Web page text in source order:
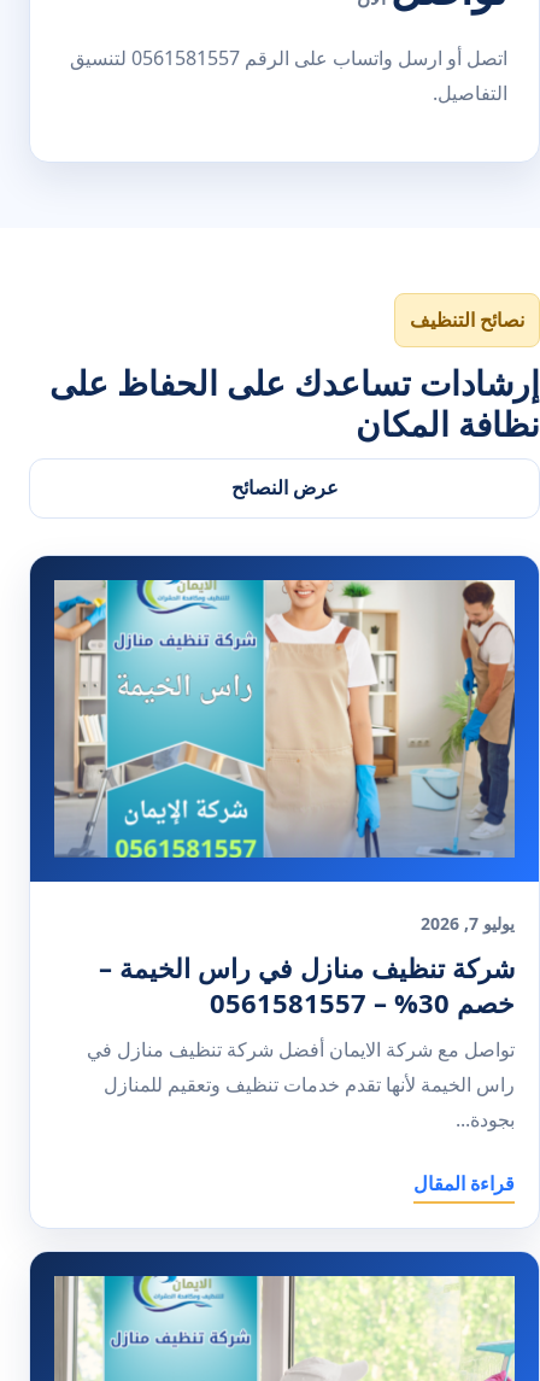
اتصل أو ارسل واتساب على الرقم 0561581557 لتنسيق
التفاصيل.
نصائح التنظيف
إرشادات تساعدك على الحفاظ على
نظافة المكان
عرض النصائح
يوليو 7, 2026
شركة تنظيف منازل في راس الخيمة –
خصم 30% – 0561581557
تواصل مع شركة الايمان أفضل شركة تنظيف منازل في
راس الخيمة لأنها تقدم خدمات تنظيف وتعقيم للمنازل
بجودة...
قراءة المقال